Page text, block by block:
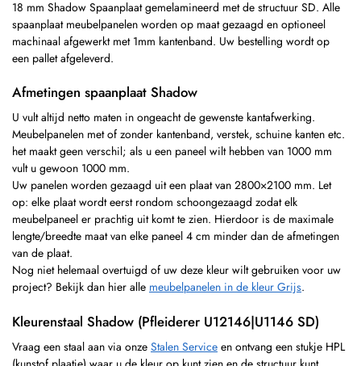
18 mm Shadow Spaanplaat gemelamineerd met de structuur SD. Alle
spaanplaat meubelpanelen worden op maat gezaagd en optioneel
machinaal afgewerkt met 1mm kantenband. Uw bestelling wordt op
een pallet afgeleverd.
Afmetingen spaanplaat Shadow
U vult altijd netto maten in ongeacht de gewenste kantafwerking.
Meubelpanelen met of zonder kantenband, verstek, schuine kanten etc.
het maakt geen verschil; als u een paneel wilt hebben van 1000 mm
vult u gewoon 1000 mm.
Uw panelen worden gezaagd uit een plaat van 2800×2100 mm. Let
op: elke plaat wordt eerst rondom schoongezaagd zodat elk
meubelpaneel er prachtig uit komt te zien. Hierdoor is de maximale
lengte/breedte maat van elke paneel 4 cm minder dan de afmetingen
van de plaat.
Nog niet helemaal overtuigd of uw deze kleur wilt gebruiken voor uw
project? Bekijk dan hier alle meubelpanelen in de kleur Grijs.
Kleurenstaal Shadow (Pfleiderer U12146|U1146 SD)
Vraag een staal aan via onze Stalen Service en ontvang een stukje HPL